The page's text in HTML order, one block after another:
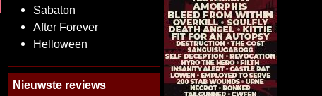
Sabaton
After Forever
Helloween
Nieuwste reviews